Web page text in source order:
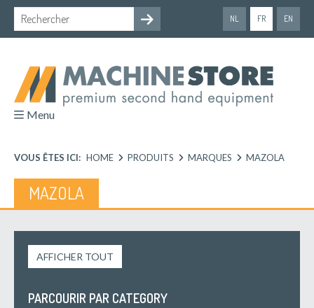
NL FR EN
Menu
VOUS ÊTES ICI: HOME PRODUITS MARQUES MAZOLA
MAZOLA
AFFICHER TOUT
PARCOURIR PAR CATEGORY